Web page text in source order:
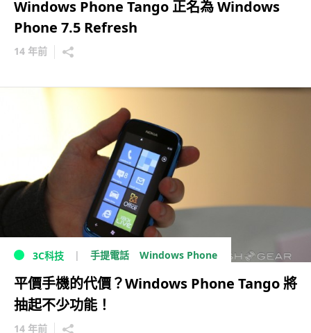
Windows Phone Tango 正名為 Windows
Phone 7.5 Refresh
14 年前
3C科技 手提電話 Windows Phone
平價手機的代價？Windows Phone Tango 將
抽起不少功能！
14 年前